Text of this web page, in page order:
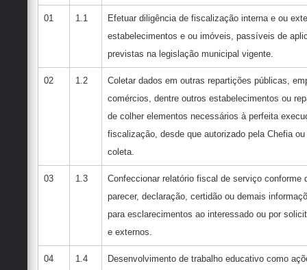
01 1.1
Efetuar diligência de fiscalização interna e ou
estabelecimentos e ou imóveis, passíveis de
previstas na legislação municipal vigente.
02 1.2
Coletar dados em outras repartições públicas,
comércios, dentre outros estabelecimentos ou
de colher elementos necessários à perfeita
fiscalização, desde que autorizado pela Chefia
coleta.
03 1.3
Confeccionar relatório fiscal de serviço conforme
parecer, declaração, certidão ou demais
para esclarecimentos ao interessado ou por
e externos.
04 1.4
Desenvolvimento de trabalho educativo como